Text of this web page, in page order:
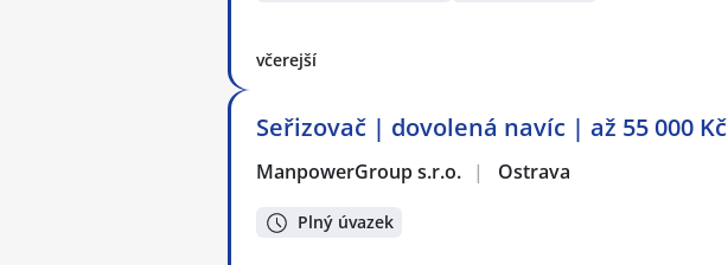
včerejší
Seřizovač | dovolená navíc | až 55 000 Kč
ManpowerGroup s.r.o. | Ostrava
Plný úvazek